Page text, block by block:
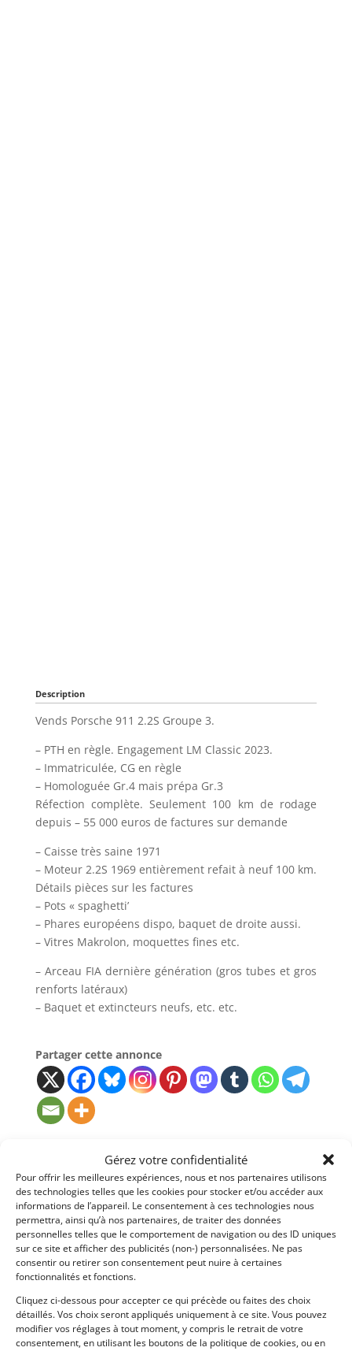
Gérez votre confidentialité
Pour offrir les meilleures expériences, nous et nos partenaires utilisons
des technologies telles que les cookies pour stocker et/ou accéder aux
informations de l’appareil. Le consentement à ces technologies nous
permettra, ainsi qu’à nos partenaires, de traiter des données
personnelles telles que le comportement de navigation ou des ID uniques
sur ce site et afficher des publicités (non-) personnalisées. Ne pas
consentir ou retirer son consentement peut nuire à certaines
fonctionnalités et fonctions.
Cliquez ci-dessous pour accepter ce qui précède ou faites des choix
détaillés. Vos choix seront appliqués uniquement à ce site. Vous pouvez
modifier vos réglages à tout moment, y compris le retrait de votre
consentement, en utilisant les boutons de la politique de cookies, ou en
Description
Vends Porsche 911 2.2S Groupe 3.
– PTH en règle. Engagement LM Classic 2023.
– Immatriculée, CG en règle
– Homologuée Gr.4 mais prépa Gr.3
Réfection complète. Seulement 100 km de rodage
depuis – 55 000 euros de factures sur demande
– Caisse très saine 1971
– Moteur 2.2S 1969 entièrement refait à neuf 100 km.
Détails pièces sur les factures
– Pots « spaghetti’
– Phares européens dispo, baquet de droite aussi.
– Vitres Makrolon, moquettes fines etc.
– Arceau FIA dernière génération (gros tubes et gros
renforts latéraux)
– Baquet et extincteurs neufs, etc. etc.
Partager cette annonce
Passeports techniques
Passeport ASN Numéro
Extrait
Passeport Technique
(3 volets)
Passeport technique
national
(PTHN)
Voir l'annonce dejbc